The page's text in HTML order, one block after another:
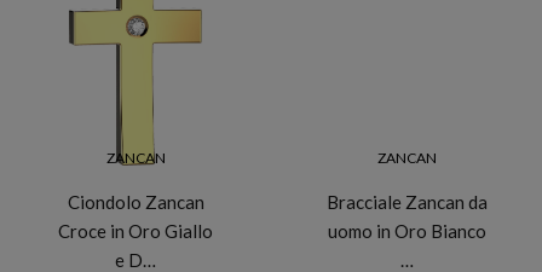
ZANCAN
Ciondolo Zancan
Croce in Oro Giallo
e D…
ZANCAN
Bracciale Zancan da
uomo in Oro Bianco